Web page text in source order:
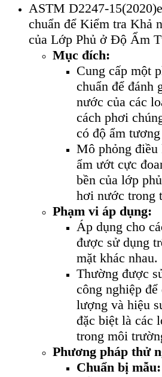
ASTM D2247-
chuẩn để Kiểm tra Khả
của Lớp Phủ ở Độ Ẩm
Mục đích:
Cung cấp một
chuẩn để đánh
nước của các
cách phơi
có độ ẩm
Mô phỏng
ẩm ướt cực
bền của lớp
hơi nước trong
Phạm vi áp dụng:
Áp dụng cho
được sử dụng
mặt khác nhau.
Thường được
công nghiệp
lượng và hiệu
đặc biệt là các
trong môi
Phương pháp thử
Chuẩn bị mẫu: